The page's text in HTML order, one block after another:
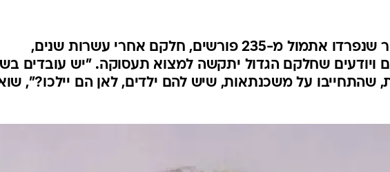
עובדי רשות השידור שנפרדו אתמול מ-235 פורשים, חלקם אחרי עשרות שנים,
ויודעים שחלקם הגדול יתקשה למצוא תעסוקה. "יש עובדים
שהתחייבו על משכנתאות, שיש להם ילדים, לאן הם יילכו?",